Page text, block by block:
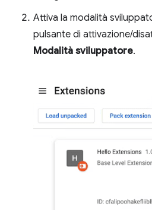
Attiva la modalità
pulsante di attivazione/
Modalità sviluppatore.